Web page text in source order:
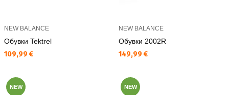
NEW BALANCE
Обувки Tektrel
Текуща цена:
109,99 €
NEW BALANCE
Обувки 2002R
Текуща цена:
149,99 €
NEW NEW